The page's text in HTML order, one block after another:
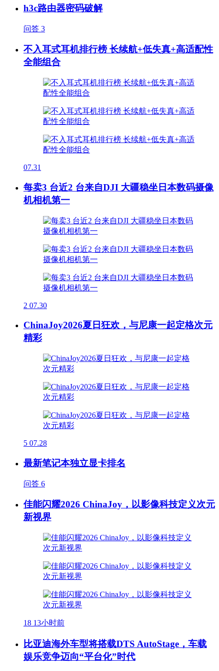
h3c路由器密码破解
问答 3
不入耳式耳机排行榜 长续航+低失真+高适配性
全能组合
07.31
每卖3 台近2 台来自DJI 大疆稳坐日本数码摄像
机相机第一
2 07.30
ChinaJoy2026夏日狂欢，与尼康一起定格次元
精彩
5 07.28
最新笔记本独立显卡排名
问答 6
佳能闪耀2026 ChinaJoy，以影像科技定义次元
新视界
18 13小时前
比亚迪海外车型将搭载DTS AutoStage，车载
娱乐竞争迈向“平台化”时代